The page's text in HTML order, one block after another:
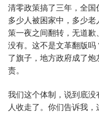
清零政策搞了三年，全国
多少人被困家中，多少
策一夜之间翻转，无道歉
没有。这不是文革翻版
了旗子，地方政府成了
责。
我们这个体制，说到底
人收走了。你们告诉我